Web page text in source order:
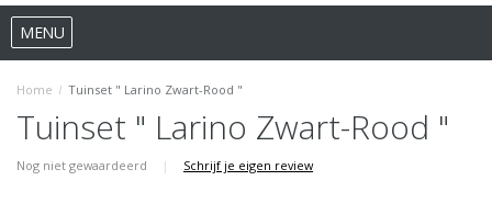
MENU
Home / Tuinset " Larino Zwart-Rood "
Tuinset " Larino Zwart-Rood "
Nog niet gewaardeerd | Schrijf je eigen review